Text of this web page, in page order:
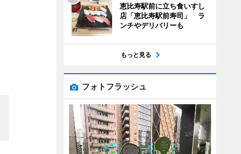
恵比寿駅前に立ち食いすし
店「恵比寿駅前寿司」 ラ
ンチやデリバリーも
もっと見る
フォトフラッシュ